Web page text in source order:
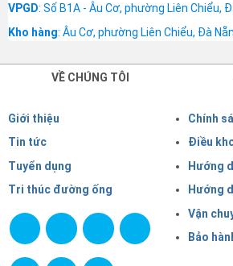
VPGD: Số B1A - Âu Cơ, phường Liên Chiểu,
Kho hàng: Âu Cơ, phường Liên Chiểu, Đà
VỀ CHÚNG TÔI
Giới thiệu
Tin tức
Tuyển dụng
Tri thúc đường ống
Chính
Điều
Hướng
Hướng
Vận
Bảo